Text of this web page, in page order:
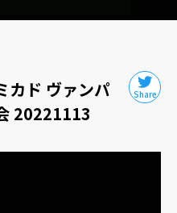
カド ヴァンパ
20221113